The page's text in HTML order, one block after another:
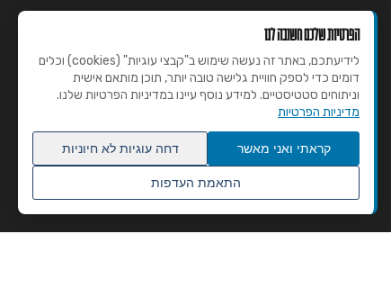
הפרטיות שלכם חשובה לנו
לידיעתכם, באתר זה נעשה שימוש ב"קבצי עוגיות" (cookies) וכלים
דומים כדי לספק חוויית גלישה טובה יותר, תוכן מותאם אישית
וניתוחים סטטיסטיים. למידע נוסף עיינו במדיניות הפרטיות שלנו.
מדיניות הפרטיות
קראתי ואני מאשר דחה עוגיות לא חיוניות
התאמת העדפות